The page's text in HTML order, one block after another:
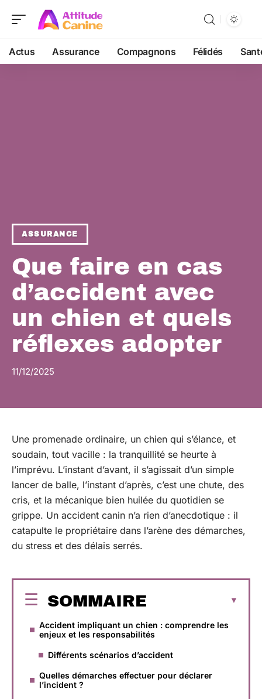
Actus Assurance Compagnons Félidés
ASSURANCE
Que faire en cas
d’accident avec
un chien et quels
réflexes adopter
11/12/2025
Une promenade ordinaire, un chien qui s’élance, et
soudain, tout vacille : la tranquillité se heurte à
l’imprévu. L’instant d’avant, il s’agissait d’un simple
lancer de balle, l’instant d’après, c’est une chute, des
cris, et la mécanique bien huilée du quotidien se
grippe. Un accident canin n’a rien d’anecdotique : il
catapulte le propriétaire dans l’arène des démarches,
du stress et des délais serrés.
SOMMAIRE
Accident impliquant un chien : comprendre les
enjeux et les responsabilités
Différents scénarios d’accident
Quelles démarches effectuer pour déclarer
l’incident ?